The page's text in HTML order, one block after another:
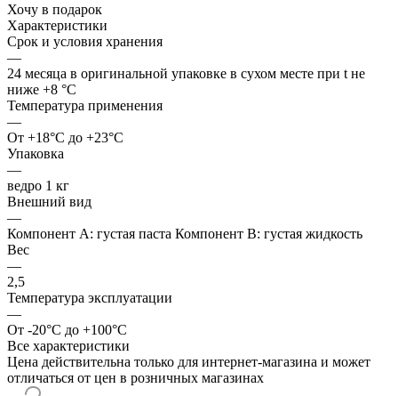
Хочу в подарок
Характеристики
Срок и условия хранения
—
24 месяца в оригинальной упаковке в сухом месте при t не
ниже +8 °C
Температура применения
—
От +18°C до +23°C
Упаковка
—
ведро 1 кг
Внешний вид
—
Компонент А: густая паста Компонент В: густая жидкость
Вес
—
2,5
Температура эксплуатации
—
От -20°C до +100°C
Все характеристики
Цена действительна только для интернет-магазина и может
отличаться от цен в розничных магазинах